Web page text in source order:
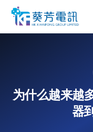
为什么越来越
器